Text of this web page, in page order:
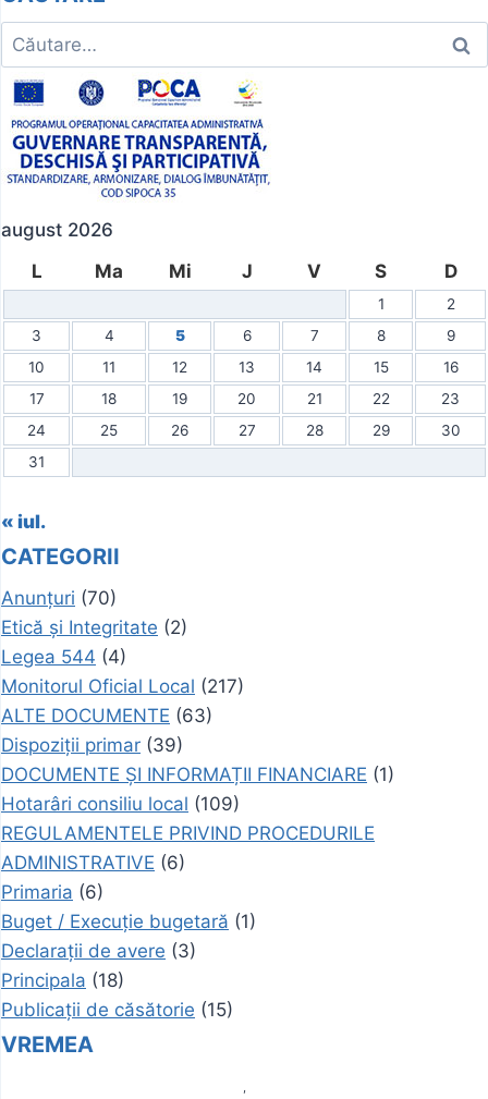
Caută
după:
august 2026
L
Ma Mi J V S D
1
2
3
4 5 6 7 8
9
10
11 12 13 14 15
16
17
18 19 20 21 22
23
24
25 26 27 28 29
30
31
« iul.
CATEGORII
Anunțuri (70)
Etică și Integritate (2)
Legea 544 (4)
Monitorul Oficial Local (217)
ALTE DOCUMENTE (63)
Dispoziții primar (39)
DOCUMENTE ȘI INFORMAȚII FINANCIARE (1)
Hotarâri consiliu local (109)
REGULAMENTELE PRIVIND PROCEDURILE
ADMINISTRATIVE (6)
Primaria (6)
Buget / Execuție bugetară (1)
Declarații de avere (3)
Principala (18)
Publicații de căsătorie (15)
VREMEA
,